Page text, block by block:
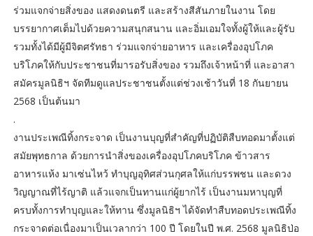
ร่วมแจกจ่ายสิ่งของ แสดงดนตรี และสร้างสีสันภายในงาน โดย
บรรยากาศเต็มไปด้วยความสนุกสนาน และอิ่มเอมใจทั้งผู้ให้และผู้รับ
รวมทั้งได้มีผู้มีจิตศรัทธา ร่วมแจกจ่ายอาหาร และเครื่องอุปโภค
บริโภคให้กับประชาชนที่มารอรับสิ่งของ รวมถึงเจ้าหน้าที่ และอาสา
สมัครมูลนิธิฯ จัดทีมดูแลประชาชนตั้งแต่ช่วงเช้าวันที่ 18 กันยายน
2568 เป็นต้นมา
.
งานประเพณีทิ้งกระจาด เป็นงานบุญที่สำคัญที่ปฏิบัติสืบทอดมาตั้งแต่
สมัยพุทธกาล ด้วยการนำสิ่งของเครื่องอุปโภคบริโภค ข้าวสาร
อาหารแห้ง มาเซ่นไหว้ ทำบุญอุทิศส่วนกุศลให้แก่บรรพชน และดวง
วิญญาณที่ไร้ญาติ แล้วแจกเป็นทานแก่ผู้ยากไร้ เป็นงานมหาบุญที่
ครบทั้งการทำบุญและให้ทาน ซึ่งมูลนิธิฯ ได้จัดทำสืบทอดประเพณีทิ้ง
กระจาดต่อเนื่องมาเป็นเวลากว่า 100 ปี โดยในปี พ.ศ. 2568 มูลนิธิป่อ